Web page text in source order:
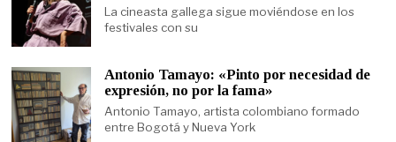
La cineasta gallega sigue moviéndose en los
festivales con su
Antonio Tamayo: «Pinto por necesidad de
expresión, no por la fama»
Antonio Tamayo, artista colombiano formado
entre Bogotá y Nueva York